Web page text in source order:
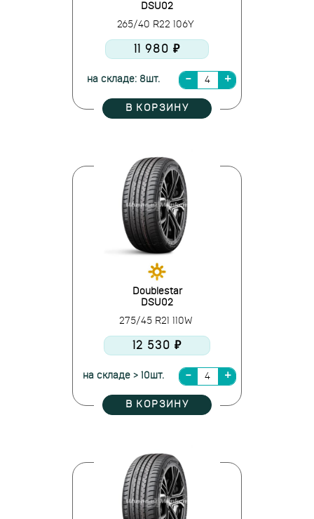
DSU02
265/40 R22 106Y
11 980 ₽
на складе: 8шт.
В КОРЗИНУ
Doublestar
DSU02
275/45 R21 110W
12 530 ₽
на складе > 10шт.
В КОРЗИНУ